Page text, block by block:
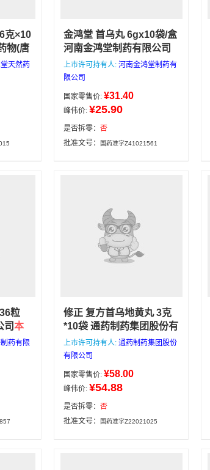
克×10
物(唐
药品
价
当天
，满
北京同
天然药
金鸿堂 首乌丸 6gx10袋/盒
河南金鸿堂制药有限公司
补肝肾，强筋骨，乌须
发。用于肝肾两虚，头晕
须发早白。
有限公司
6gx10袋/盒
上市许可持有人: 河南金鸿堂制药有
限公司
国家零售价: ¥31.40
峰伟价: ¥25.90
是否拆零： 否
批准文号：
国药准字Z41021561
粒
司本
规医
期
后次
咨询
药有限
修正 复方首乌地黄丸 3克
*10袋 通药制药集团股份有
限公司滋阴补肾，乌须黑
发，壮筋骨。用于腰膝酸
白。
通药制药集团股份有限公
司
3克*10袋
上市许可持有人: 通药制药集团股份
有限公司
国家零售价: ¥58.00
峰伟价: ¥54.88
是否拆零： 否
批准文号：
国药准字Z22021025